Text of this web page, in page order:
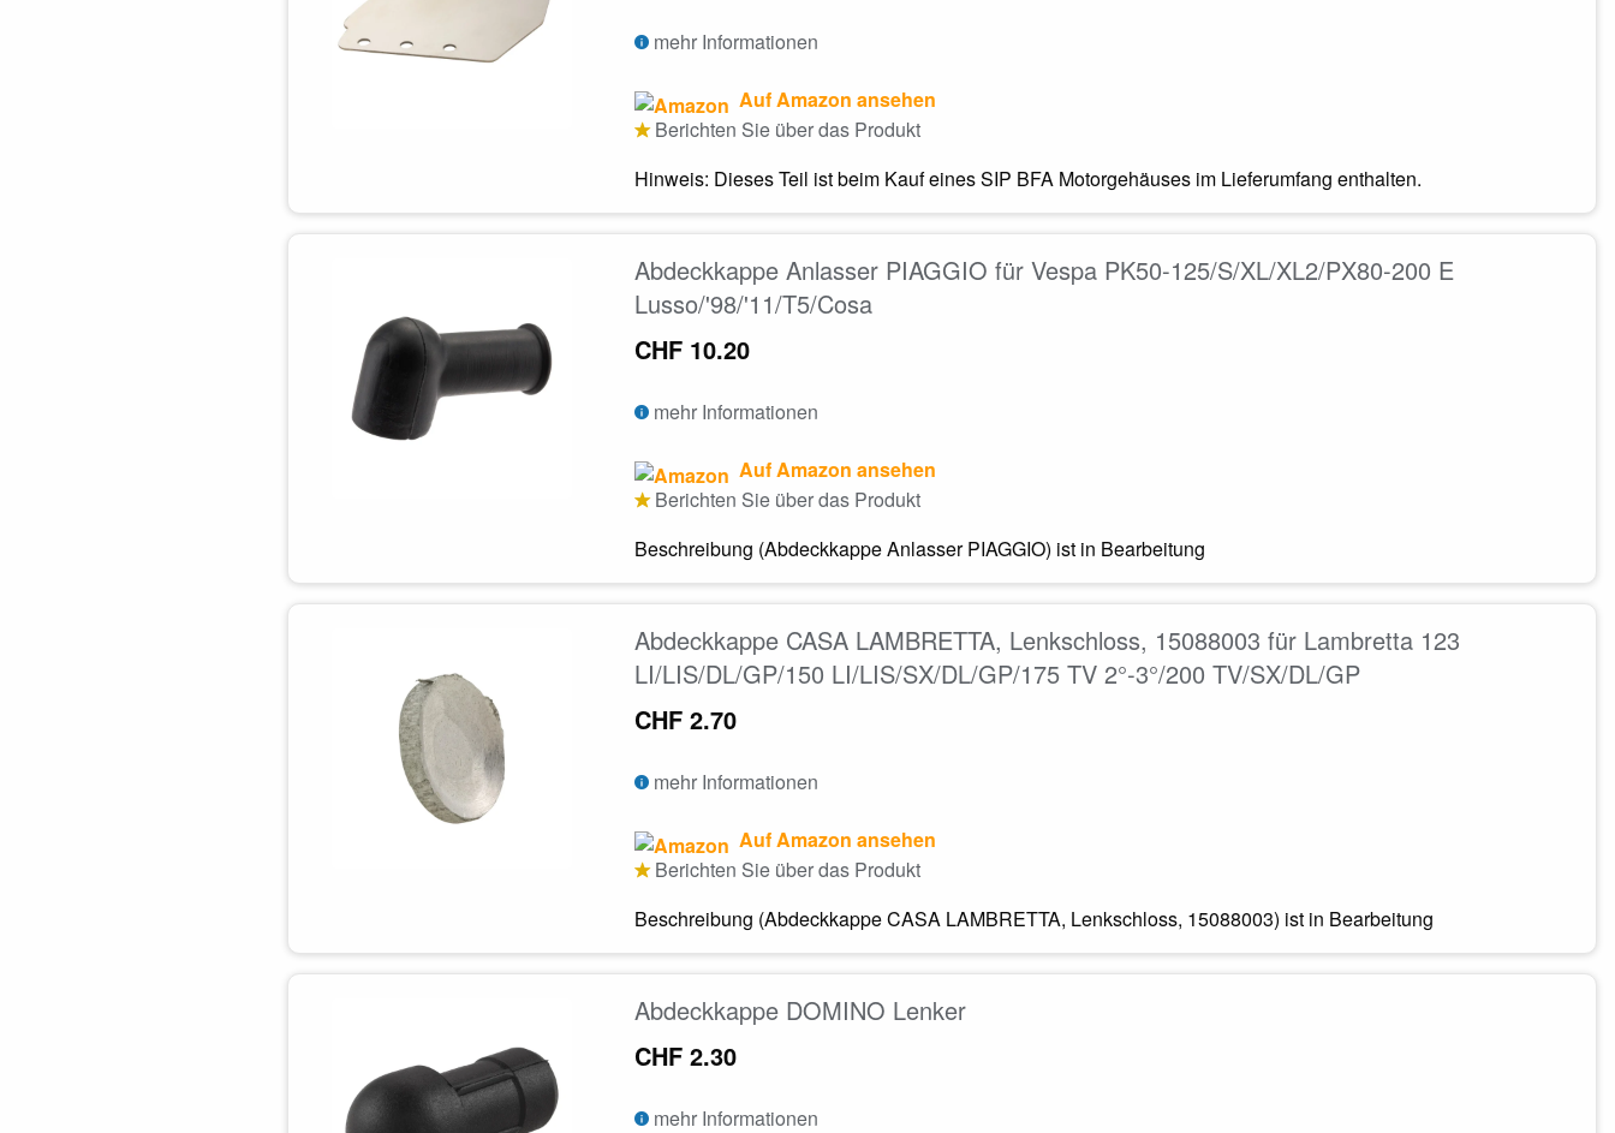
mehr Informationen
Auf Amazon ansehen
Berichten Sie über das Produkt
Hinweis: Dieses Teil ist beim Kauf eines SIP BFA Motorgehäuses im Lieferumfang enthalten.
Abdeckkappe Anlasser PIAGGIO für Vespa PK50-125/S/XL/XL2/PX80-200 E
Lusso/'98/'11/T5/Cosa
CHF 10.20
mehr Informationen
Auf Amazon ansehen
Berichten Sie über das Produkt
Beschreibung (Abdeckkappe Anlasser PIAGGIO) ist in Bearbeitung
Abdeckkappe CASA LAMBRETTA, Lenkschloss, 15088003 für Lambretta 123
LI/LIS/DL/GP/150 LI/LIS/SX/DL/GP/175 TV 2°-3°/200 TV/SX/DL/GP
CHF 2.70
mehr Informationen
Auf Amazon ansehen
Berichten Sie über das Produkt
Beschreibung (Abdeckkappe CASA LAMBRETTA, Lenkschloss, 15088003) ist in Bearbeitung
Abdeckkappe DOMINO Lenker
CHF 2.30
mehr Informationen